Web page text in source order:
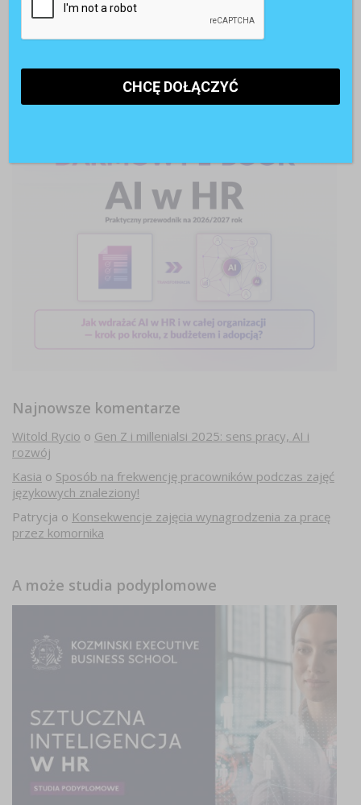
POLECANE RAPORTY
Najnowsze komentarze
Witold Rycio o Gen Z i millenialsi 2025: sens pracy, AI i
rozwój
Kasia o Sposób na frekwencję pracowników podczas zajęć
językowych znaleziony!
Patrycja o Konsekwencje zajęcia wynagrodzenia za pracę
przez komornika
A może studia podyplomowe